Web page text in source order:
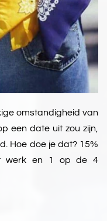
omstandigheid van
een date uit zou zijn,
Hoe doe je dat? 15%
werk en 1 op de 4